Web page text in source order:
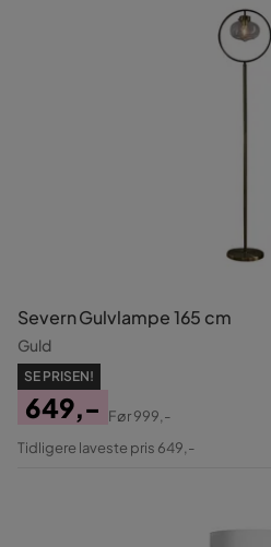
Severn Gulvlampe 165 cm
Guld
SE PRISEN!
Pris
649,-
Original
Før999,-
Tidligere laveste pris 649,-